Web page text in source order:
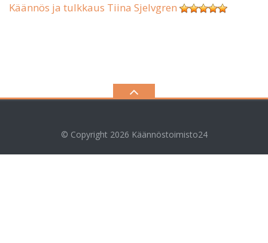
Käännös ja tulkkaus Tiina Sjelvgren
© Copyright 2026 Käännöstoimisto24